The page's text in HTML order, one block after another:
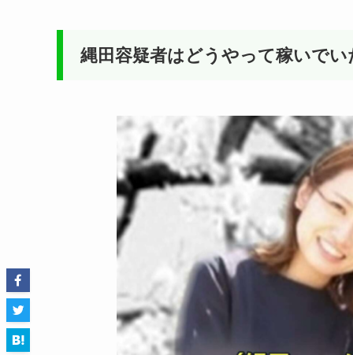
縄田容疑者はどうやって稼いでい